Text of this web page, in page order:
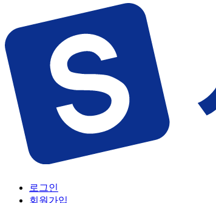
로그인
회원가입